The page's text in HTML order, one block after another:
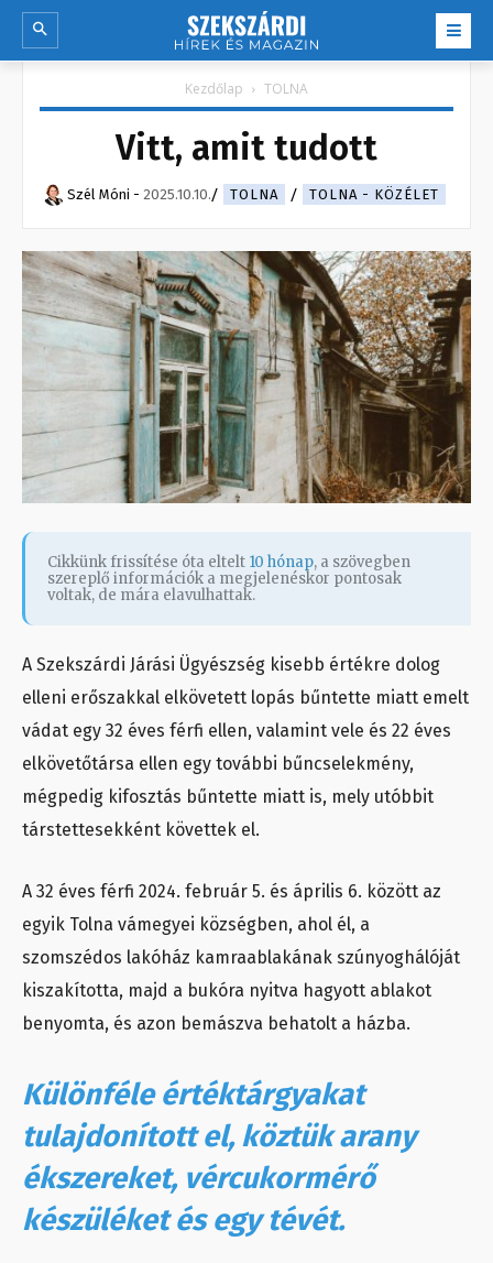
Kezdőlap TOLNA
Vitt, amit tudott
Szél Móni - 2025.10.10. TOLNA TOLNA - KÖZÉLET
Cikkünk frissítése óta eltelt 10 hónap, a szövegben
szereplő információk a megjelenéskor pontosak
voltak, de mára elavulhattak.
A Szekszárdi Járási Ügyészség kisebb értékre dolog
elleni erőszakkal elkövetett lopás bűntette miatt emelt
vádat egy 32 éves férfi ellen, valamint vele és 22 éves
elkövetőtársa ellen egy további bűncselekmény,
mégpedig kifosztás bűntette miatt is, mely utóbbit
társtettesekként követtek el.
A 32 éves férfi 2024. február 5. és április 6. között az
egyik Tolna vámegyei községben, ahol él, a
szomszédos lakóház kamraablakának szúnyoghálóját
kiszakította, majd a bukóra nyitva hagyott ablakot
benyomta, és azon bemászva behatolt a házba.
Különféle értéktárgyakat
tulajdonított el, köztük arany
ékszereket, vércukormérő
készüléket és egy tévét.